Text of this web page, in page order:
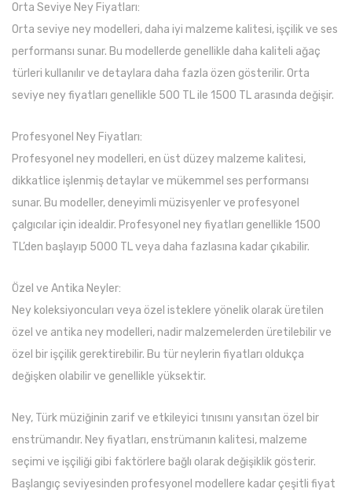
Orta Seviye Ney Fiyatları:
Orta seviye ney modelleri, daha iyi malzeme kalitesi, işçilik ve ses
performansı sunar. Bu modellerde genellikle daha kaliteli ağaç
türleri kullanılır ve detaylara daha fazla özen gösterilir. Orta
seviye ney fiyatları genellikle 500 TL ile 1500 TL arasında değişir.
Profesyonel Ney Fiyatları:
Profesyonel ney modelleri, en üst düzey malzeme kalitesi,
dikkatlice işlenmiş detaylar ve mükemmel ses performansı
sunar. Bu modeller, deneyimli müzisyenler ve profesyonel
çalgıcılar için idealdir. Profesyonel ney fiyatları genellikle 1500
TL’den başlayıp 5000 TL veya daha fazlasına kadar çıkabilir.
Özel ve Antika Neyler:
Ney koleksiyoncuları veya özel isteklere yönelik olarak üretilen
özel ve antika ney modelleri, nadir malzemelerden üretilebilir ve
özel bir işçilik gerektirebilir. Bu tür neylerin fiyatları oldukça
değişken olabilir ve genellikle yüksektir.
Ney, Türk müziğinin zarif ve etkileyici tınısını yansıtan özel bir
enstrümandır. Ney fiyatları, enstrümanın kalitesi, malzeme
seçimi ve işçiliği gibi faktörlere bağlı olarak değişiklik gösterir.
Başlangıç seviyesinden profesyonel modellere kadar çeşitli fiyat